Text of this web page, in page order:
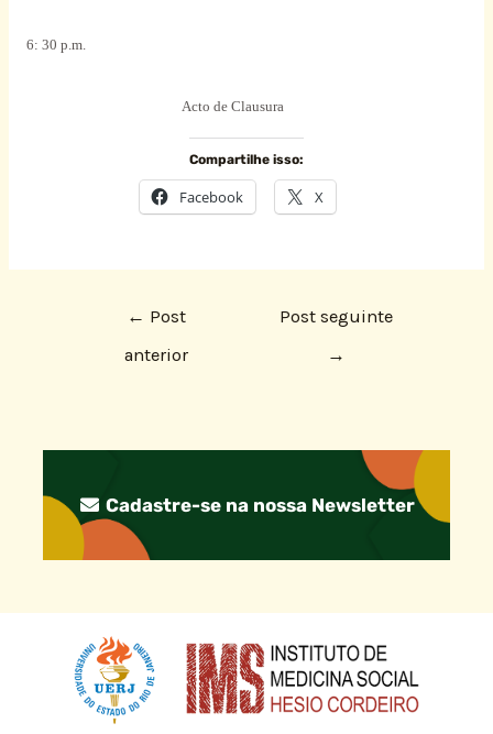
6: 30 p.m.
Acto de Clausura
Compartilhe isso:
Facebook X
← Post
anterior
Post seguinte
→
Cadastre-se na nossa Newsletter